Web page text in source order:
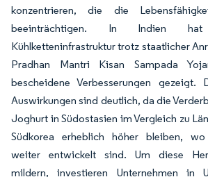
konzentrieren, die die
beeinträchtigen. In Indien
Kühlketteninfrastruktur trotz staatlicher
Pradhan Mantri Kisan Sampada
bescheidene Verbesserungen gezeigt.
Auswirkungen sind deutlich, da die
Joghurt in Südostasien im Vergleich zu
Südkorea erheblich höher bleiben, wo
weiter entwickelt sind. Um diese
mildern, investieren Unternehmen in